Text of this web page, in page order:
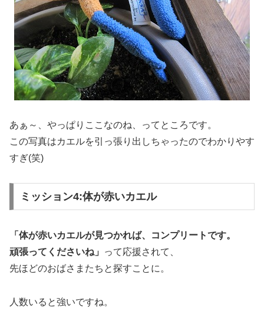
あぁ～、やっぱりここなのね、ってところです。
この写真はカエルを引っ張り出しちゃったのでわかりやす
すぎ(笑)
ミッション4:体が赤いカエル
「体が赤いカエルが見つかれば、コンプリートです。
頑張ってくださいね」
って応援されて、
先ほどのおばさまたちと探すことに。
人数いると強いですね。